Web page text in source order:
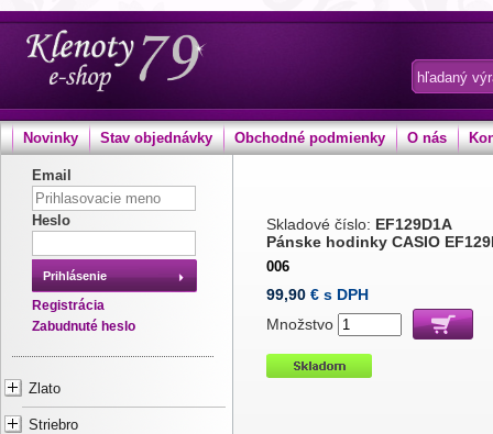
Novinky Stav objednávky Obchodné podmienky O nás
Email
Heslo
Prihlásenie
Registrácia
Zabudnuté heslo
Zlato
Striebro
Skladové číslo: EF129D1A
Pánske hodinky CASIO
006
99,90 € s DPH
Množstvo